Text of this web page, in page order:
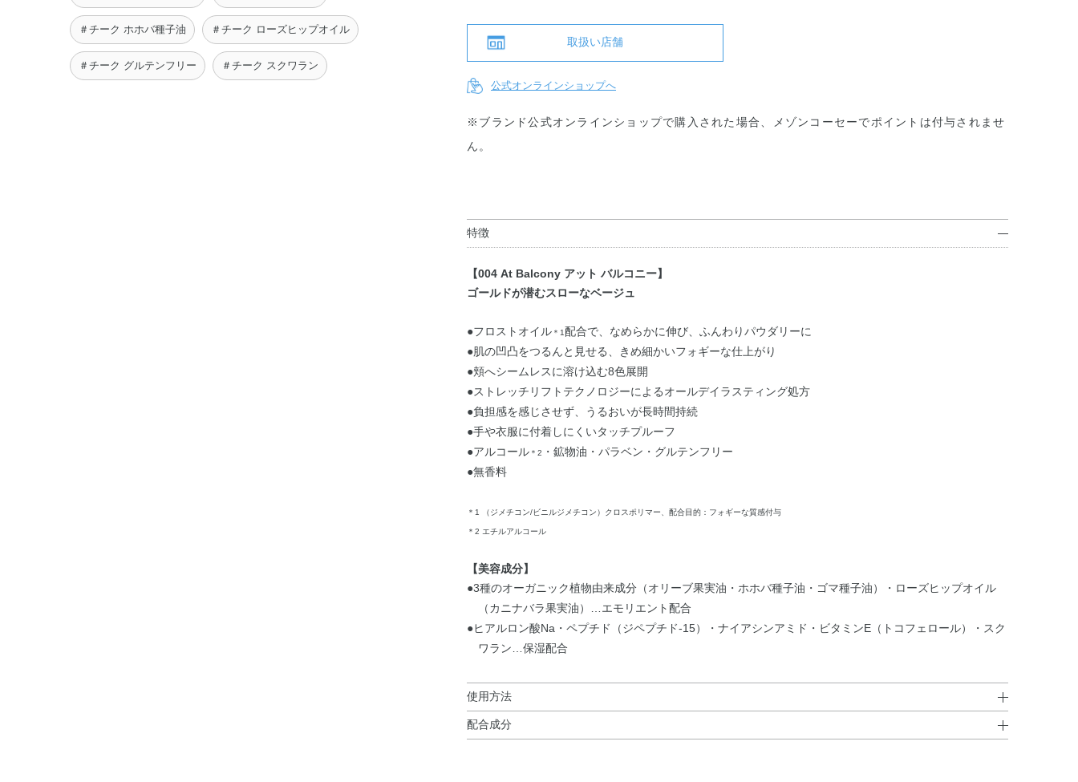
＃チーク ホホバ種子油 ＃チーク ローズヒップオイル
＃チーク グルテンフリー ＃チーク スクワラン
取扱い店舗
公式オンラインショップへ
※ブランド公式オンラインショップで購入された場合、メゾンコーセーでポイントは付与されませ
ん。
特徴
【004 At Balcony アット バルコニー】
ゴールドが潜むスローなベージュ
●フロストオイル ＊1配合で、なめらかに伸び、ふんわりパウダリーに
●肌の凹凸をつるんと見せる、きめ細かいフォギーな仕上がり
●頬へシームレスに溶け込む8色展開
●ストレッチリフトテクノロジーによるオールデイラスティング処方
●負担感を感じさせず、うるおいが長時間持続
●手や衣服に付着しにくいタッチプルーフ
●アルコール ＊2
・鉱物油・パラベン・グルテンフリー
●無香料
＊1 （ジメチコン/ビニルジメチコン）クロスポリマー、配合目的：フォギーな質感付与
＊2 エチルアルコール
【美容成分】
●3種のオーガニック植物由来成分（オリーブ果実油・ホホバ種子油・ゴマ種子油）・ローズヒップオイル
（カニナバラ果実油）…エモリエント配合
●ヒアルロン酸Na・ペプチド（ジペプチド-15）・ナイアシンアミド・ビタミンE（トコフェロール）・スク
ワラン…保湿配合
使用方法
使用方法
配合成分